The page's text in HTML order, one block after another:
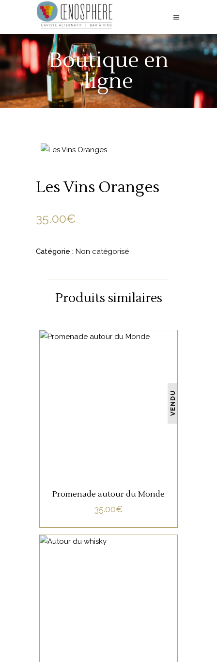
Boutique en
ligne
Les Vins Oranges
35.00€
Catégorie : Non catégorisé
Produits similaires
VENDU
Promenade autour du Monde
35.00€